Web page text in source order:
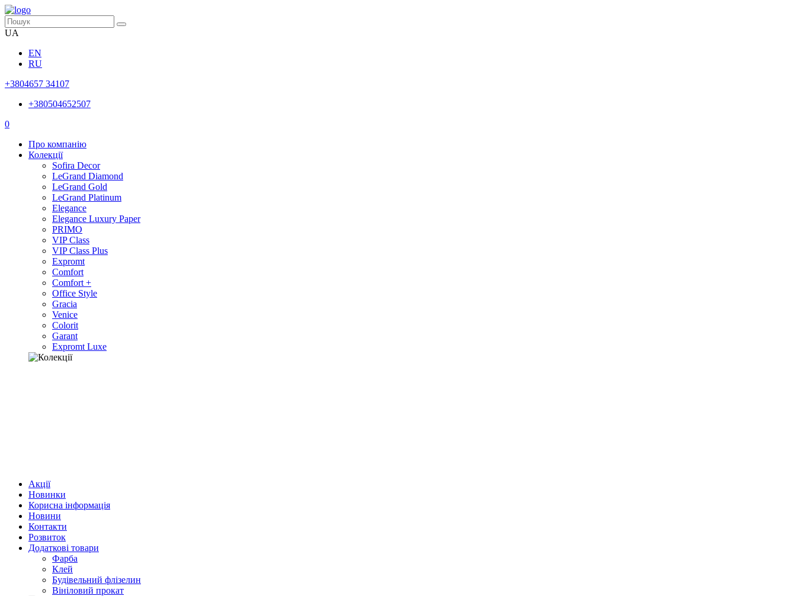
UA
EN
RU
+3804657 34107
+380504652507
0
Про компанію
Колекції
Sofira Decor
LeGrand Diamond
LeGrand Gold
LeGrand Platinum
Elegance
Elegance Luxury Paper
PRIMO
VIP Class
VIP Class Plus
Expromt
Comfort
Comfort +
Office Style
Gracia
Venice
Colorit
Garant
Expromt Luxe
Акції
Новинки
Корисна інформація
Новини
Контакти
Розвиток
Додаткові товари
Фарба
Клей
Будівельний флізелин
Вініловий прокат